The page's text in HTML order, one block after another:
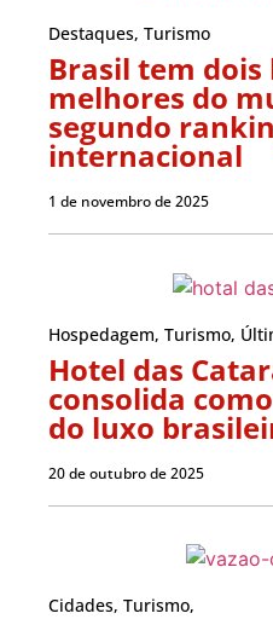
Destaques, Turismo
Brasil tem
melhores do
segundo
internacional
1 de novembro de 2025
Hospedagem, Turismo,
Hotel das
consolida
do luxo
20 de outubro de 2025
Cidades, Turismo,